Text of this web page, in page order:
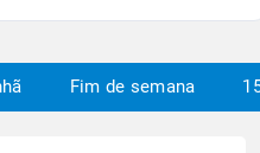
Fim de semana